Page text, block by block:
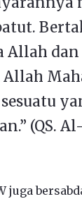
Allah
Allah
(QS.
juga